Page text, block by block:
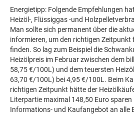
Energietipp: Folgende Empfehlungen
Heizöl-, Flüssiggas -und
Man sollte sich permanent über die
informieren, um den richtigen
finden. So lag zum Beispiel die
Heizölpreis im Februar zwischen dem
58,75 €/100L) und dem teuersten
63,70 €/100L) bei 4,95 €/100L. Beim
richtigen Zeitpunkt hätte der
Literpartie maximal 148,50 Euro
Informations- und Kaufangebot an alle